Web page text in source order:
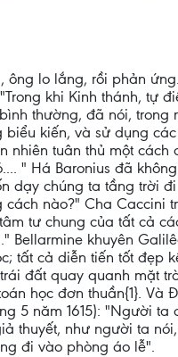
ông lo lắng, rồi phản
"Trong khi Kinh thánh, tự
thường, đã nói, trong
biểu kiến, và sử dụng
nhiên tuân thủ một
" Há Baronius đã
dạy chúng ta tầng trời
cách nào?" Cha Caccini
tư chung của tất cả
Bellarmine khuyên
tất cả diễn tiến tốt đẹp
đất quay quanh mặt
học đơn thuần{1}.
5 năm 1615): "Người
thuyết, như người ta
đi vào phòng áo lễ".